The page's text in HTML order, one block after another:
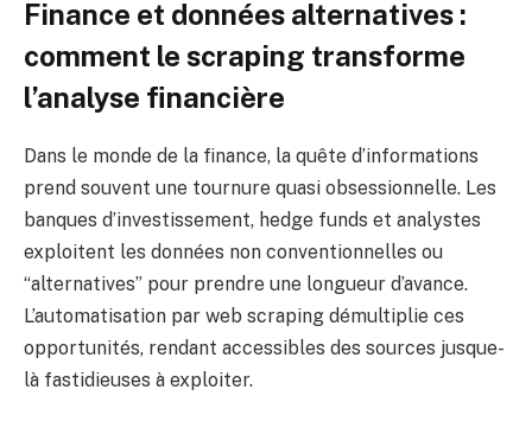
Finance et données alternatives :
comment le scraping transforme
l’analyse financière
Dans le monde de la finance, la quête d’informations
prend souvent une tournure quasi obsessionnelle. Les
banques d’investissement, hedge funds et analystes
exploitent les données non conventionnelles ou
“alternatives” pour prendre une longueur d’avance.
L’automatisation par web scraping démultiplie ces
opportunités, rendant accessibles des sources jusque-
là fastidieuses à exploiter.